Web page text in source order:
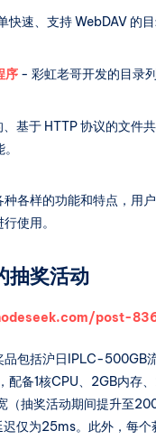
快速、支持 WebDAV 的
序 - 彩虹老哥开发的目录
基于 HTTP 协议的文件
各样的功能和特点，用
使用。
奖活动
post-
品包括沪日IPLC-500GB
配备1核CPU、2GB内存、
（抽奖活动期间提升至
迟仅为25ms。此外，每个